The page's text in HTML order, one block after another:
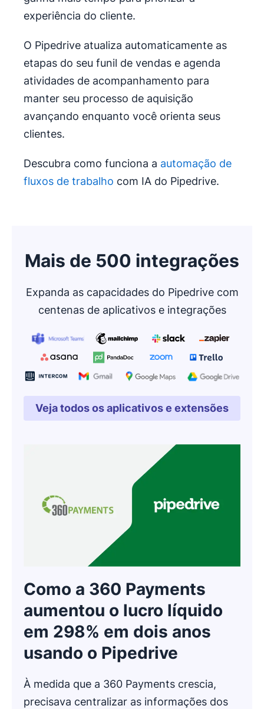
experiência do cliente.
O Pipedrive atualiza automaticamente as
etapas do seu funil de vendas e agenda
atividades de acompanhamento para
manter seu processo de aquisição
avançando enquanto você orienta seus
clientes.
Descubra como funciona a automação de
fluxos de trabalho com IA do Pipedrive.
Mais de 500 integrações
Expanda as capacidades do Pipedrive com
centenas de aplicativos e integrações
Veja todos os aplicativos e extensões
Abre em uma nova janela
Como a 360 Payments
aumentou o lucro líquido
em 298% em dois anos
usando o Pipedrive
À medida que a 360 Payments crescia,
precisava centralizar as informações dos